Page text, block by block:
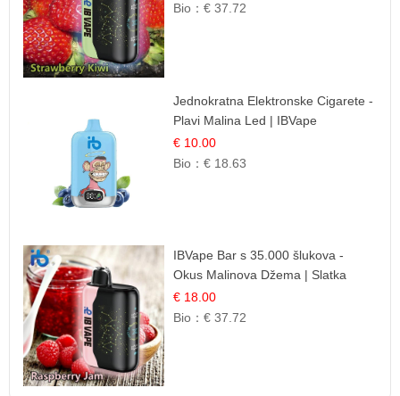
Bio：€ 37.72
Jednokratna Elektronske Cigarete -
Plavi Malina Led | IBVape
€ 10.00
Bio：€ 18.63
IBVape Bar s 35.000 šlukova -
Okus Malinova Džema | Slatka
Voćna Aroma
€ 18.00
Bio：€ 37.72